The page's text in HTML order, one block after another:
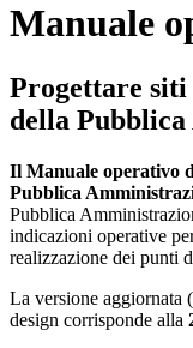
Manuale
Progettare
della
Il Manuale operativo
Pubblica
Pubblica
indicazioni operative
realizzazione dei punti
La versione aggiornata
design corrisponde alla